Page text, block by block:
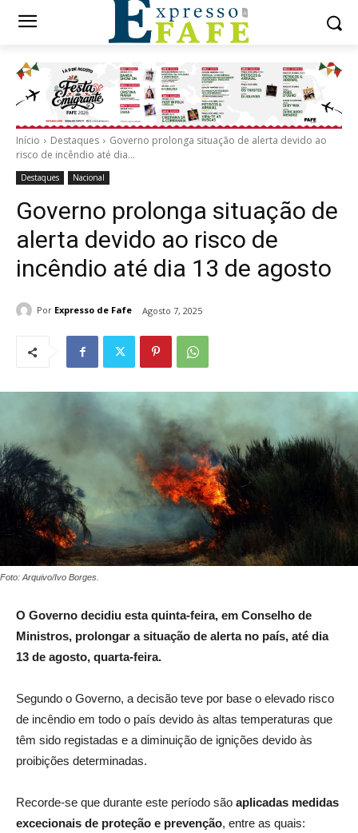
Início Destaques
Governo prolonga situação de alerta devido ao
risco de incêndio até dia...
Destaques Nacional
Governo prolonga situação de
alerta devido ao risco de
incêndio até dia 13 de agosto
Por Expresso de Fafe Agosto 7, 2025
Foto: Arquivo/Ivo Borges.
O Governo decidiu esta quinta-feira, em Conselho de
Ministros, prolongar a situação de alerta no país, até dia
13 de agosto, quarta-feira.
Segundo o Governo, a decisão teve por base o elevado risco
de incêndio em todo o país devido às altas temperaturas que
têm sido registadas e a diminuição de ignições devido às
proibições determinadas.
Recorde-se que durante este período são aplicadas medidas
excecionais de proteção e prevenção, entre as quais: